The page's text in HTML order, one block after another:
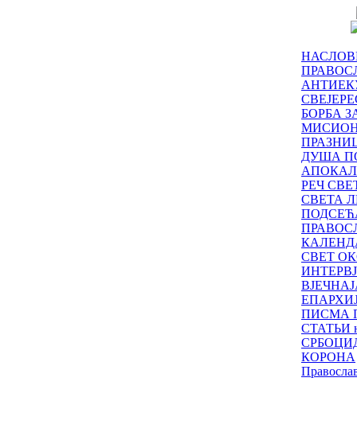
БОРБА
ДУША
РЕЧ
СВЕТА
СВЕТ
ПИСМА
СТАТЬИ
КОРОНА